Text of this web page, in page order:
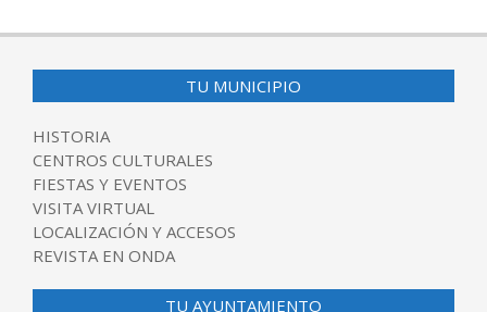
TU MUNICIPIO
HISTORIA
CENTROS CULTURALES
FIESTAS Y EVENTOS
VISITA VIRTUAL
LOCALIZACIÓN Y ACCESOS
REVISTA EN ONDA
TU AYUNTAMIENTO